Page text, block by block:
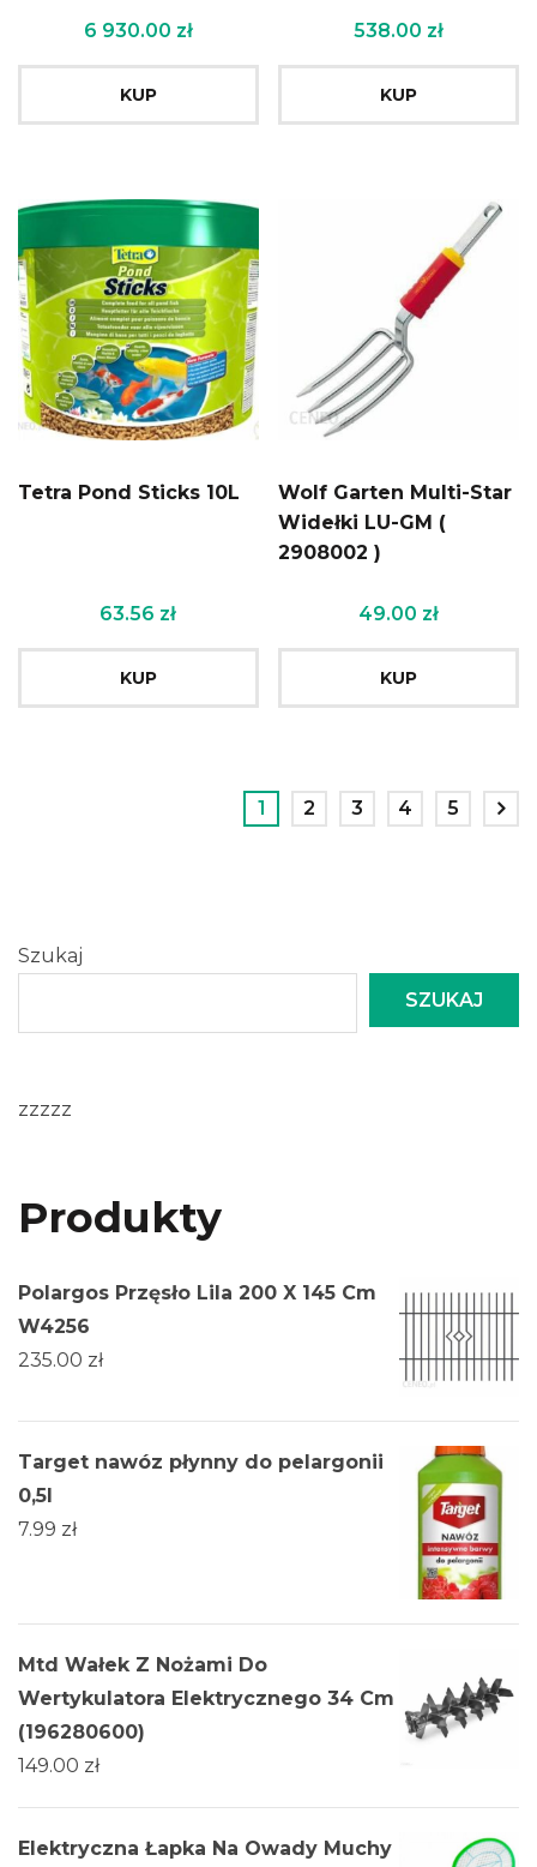
6 930.00 zł
KUP
538.00 zł
KUP
Tetra Pond Sticks 10L
63.56 zł
KUP
Wolf Garten Multi-Star
Widełki LU-GM (
2908002 )
49.00 zł
KUP
1 2 3 4 5
Szukaj
SZUKAJ
zzzzz
Produkty
Polargos Przęsło Lila 200 X 145 Cm
W4256
235.00 zł
Target nawóz płynny do pelargonii
0,5l
7.99 zł
Mtd Wałek Z Nożami Do
Wertykulatora Elektrycznego 34 Cm
(196280600)
149.00 zł
Elektryczna Łapka Na Owady Muchy